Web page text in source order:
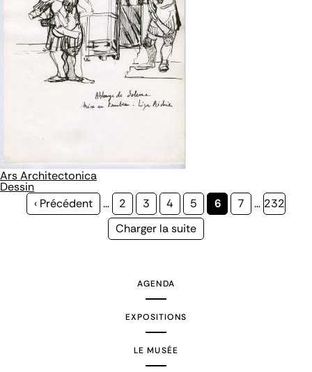
Ars Architectonica
Dessin
Page
‹ Précédent … Page
2 Page
3 Page
4 Page
5
Page
6 Page
7 … Page
232
Page
Charger la suite
AGENDA
EXPOSITIONS
LE MUSÉE